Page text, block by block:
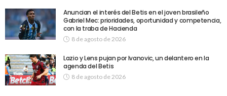
Anuncian el interés del Betis en el joven brasileño
Gabriel Mec: prioridades, oportunidad y competencia,
con la traba de Hacienda
8 de agosto de 2026
Lazio y Lens pujan por Ivanovic, un delantero en la
agenda del Betis
8 de agosto de 2026